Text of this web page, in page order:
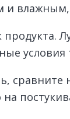
влажным,
продукта.
условия